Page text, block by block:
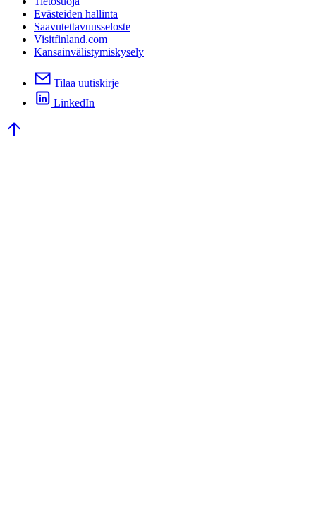
Evästeiden hallinta
Saavutettavuusseloste
Visitfinland.com
Kansainvälistymiskysely
Tilaa uutiskirje
LinkedIn